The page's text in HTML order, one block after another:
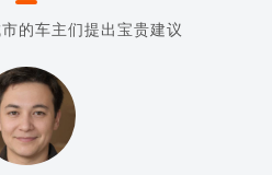
的车主们提出宝贵建议